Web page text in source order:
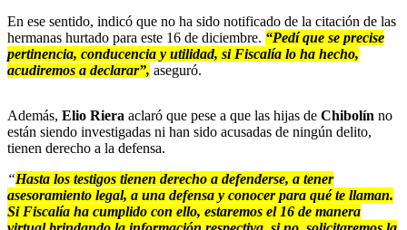
En ese sentido, indicó que no ha sido notificado de la citación de las
hermanas hurtado para este 16 de diciembre. “Pedí que se precise
pertinencia, conducencia y utilidad, si Fiscalía lo ha hecho,
acudiremos a declarar”, aseguró.
Además, Elio Riera aclaró que pese a que las hijas de Chibolín no
están siendo investigadas ni han sido acusadas de ningún delito,
tienen derecho a la defensa.
“Hasta los testigos tienen derecho a defenderse, a tener
asesoramiento legal, a una defensa y conocer para qué te llaman.
Si Fiscalía ha cumplido con ello, estaremos el 16 de manera